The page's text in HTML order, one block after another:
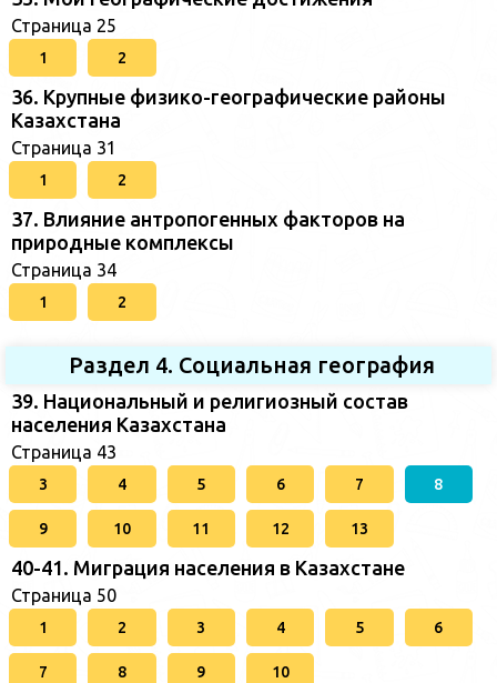
Страница 25
1 2
36. Крупные физико-географические районы
Казахстана
Страница 31
1 2
37. Влияние антропогенных факторов на
природные комплексы
Страница 34
1 2
Раздел 4. Социальная география
39. Национальный и религиозный состав
населения Казахстана
Страница 43
3 4 5 6 7 8
9 10 11 12 13
40-41. Миграция населения в Казахстане
Страница 50
1 2 3 4 5 6
7 8 9 10